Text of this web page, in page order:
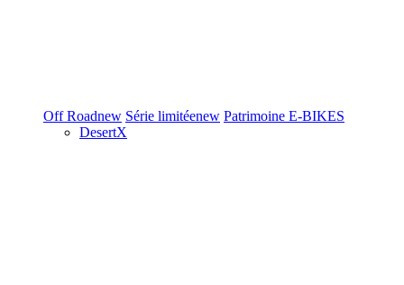
Off Roadnew Série limitéenew Patrimoine E-BIKES
DesertX